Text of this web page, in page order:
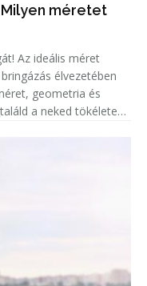
méretet
Az ideális méret
élvezetében
geometria és
a neked tökéletes